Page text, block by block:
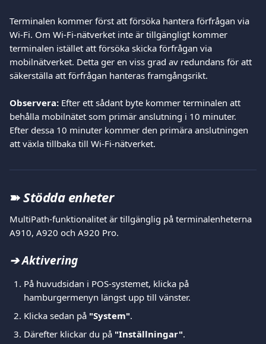
Terminalen kommer först att försöka hantera förfrågan via
Wi-Fi. Om Wi-Fi-nätverket inte är tillgängligt kommer
terminalen istället att försöka skicka förfrågan via
mobilnätverket. Detta ger en viss grad av redundans för att
säkerställa att förfrågan hanteras framgångsrikt.
Observera: Efter ett sådant byte kommer terminalen att
behålla mobilnätet som primär anslutning i 10 minuter.
Efter dessa 10 minuter kommer den primära anslutningen
att växla tillbaka till Wi-Fi-nätverket.
➽ Stödda enheter
MultiPath-funktionalitet är tillgänglig på terminalenheterna
A910, A920 och A920 Pro.
➔ Aktivering
På huvudsidan i POS-systemet, klicka på
hamburgermenyn längst upp till vänster.
Klicka sedan på "System".
Därefter klickar du på "Inställningar".